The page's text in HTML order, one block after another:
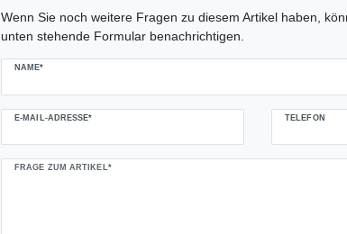
Wenn Sie noch weitere Fragen zu diesem Artikel haben,
unten stehende Formular benachrichtigen.
NAME*
E-MAIL-ADRESSE* TELEFON
FRAGE ZUM ARTIKEL*